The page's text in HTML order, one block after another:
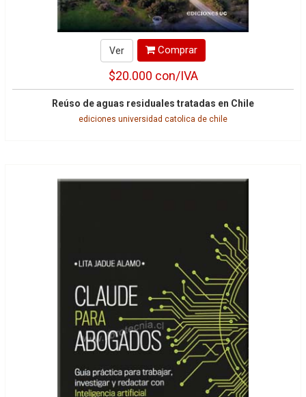
Ver Comprar
$20.000 con/IVA
Reúso de aguas residuales tratadas en Chile
ediciones universidad catolica de chile